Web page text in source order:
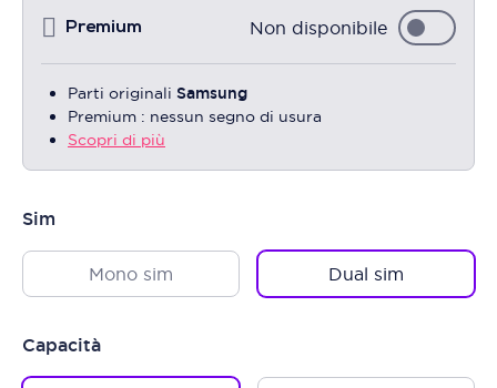
Premium Non disponibile
Parti originali Samsung
Premium : nessun segno di usura
Scopri di più
Sim
Mono sim Dual sim
Capacità